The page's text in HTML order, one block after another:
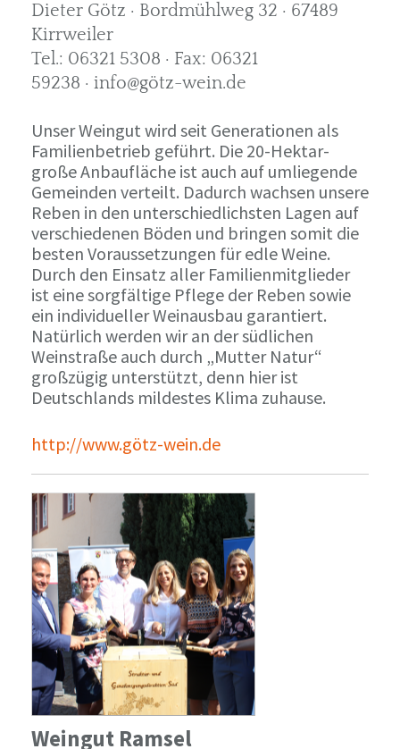
Dieter Götz · Bordmühlweg 32 · 67489
Kirrweiler
Tel.: 06321 5308 · Fax: 06321
59238 · info@götz-wein.de
Unser Weingut wird seit Generationen als
Familienbetrieb geführt. Die 20-Hektar-
große Anbaufläche ist auch auf umliegende
Gemeinden verteilt. Dadurch wachsen unsere
Reben in den unterschiedlichsten Lagen auf
verschiedenen Böden und bringen somit die
besten Voraussetzungen für edle Weine.
Durch den Einsatz aller Familienmitglieder
ist eine sorgfältige Pflege der Reben sowie
ein individueller Weinausbau garantiert.
Natürlich werden wir an der südlichen
Weinstraße auch durch „Mutter Natur“
großzügig unterstützt, denn hier ist
Deutschlands mildestes Klima zuhause.
http://www.götz-wein.de
Weingut Ramsel